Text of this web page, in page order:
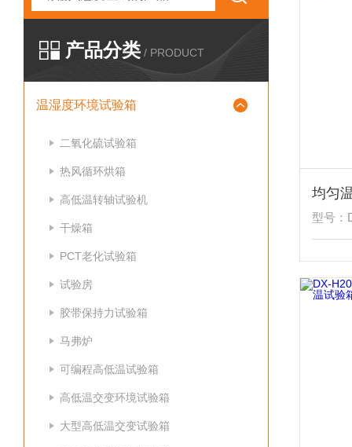
产品分类 / PRODUCT
温湿度环境试验箱
二氧化硫试验箱
热风循环烘箱
高低温转轴试验机
干燥箱
PCT老化试验箱
试验房
胶带保持力试验箱
马弗炉
可编程高低温试验箱
高低温交变环境试验箱
大型高低温交变试验箱
均匀
型号：